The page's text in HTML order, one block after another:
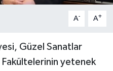
A- A+
Güzel Sanatlar
Fakültelerinin yetenek